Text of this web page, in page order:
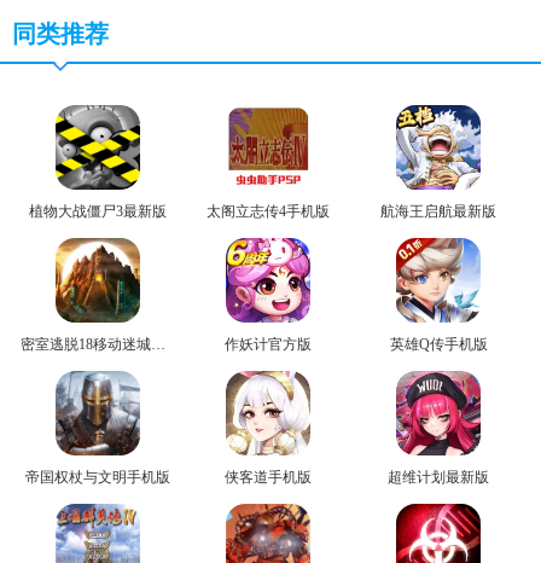
同类推荐
植物大战僵尸3最新版 太阁立志传4手机版 航海王启航最新版
密室逃脱18移动迷城最新版 作妖计官方版 英雄Q传手机版
帝国权杖与文明手机版 侠客道手机版 超维计划最新版